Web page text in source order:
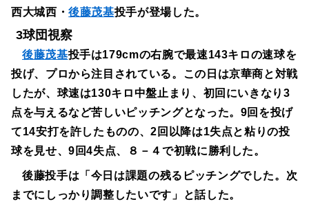
西大城西・後藤茂基投手が登場した。
3球団視察
後藤茂基投手は179cmの右腕で最速143キロの速球を
投げ、プロから注目されている。この日は京華商と対戦
したが、球速は130キロ中盤止まり、初回にいきなり3
点を与えるなど苦しいピッチングとなった。9回を投げ
て14安打を許したものの、2回以降は1失点と粘りの投
球を見せ、9回4失点、８－４で初戦に勝利した。
後藤投手は「今日は課題の残るピッチングでした。次
までにしっかり調整したいです」と話した。